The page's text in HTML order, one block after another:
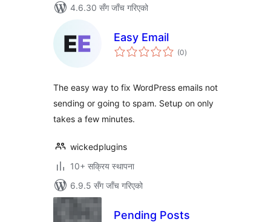
4.6.30 सँग जाँच गरिएको
Easy Email
(0कुल
रेटिङ्गहरू
)
The easy way to fix WordPress emails not
sending or going to spam. Setup on only
takes a few minutes.
wickedplugins
10+ सक्रिय स्थापना
6.9.5 सँग जाँच गरिएको
Pending Posts